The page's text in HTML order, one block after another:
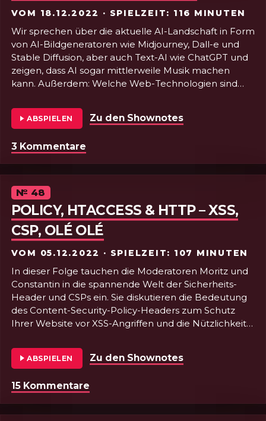
VOM 18.12.2022 · SPIELZEIT: 116 MINUTEN
Wir sprechen über die aktuelle AI-Landschaft in Form
von AI-Bildgeneratoren wie Midjourney, Dall-e und
Stable Diffusion, aber auch Text-AI wie ChatGPT und
zeigen, dass AI sogar mittlerweile Musik machen
kann. Außerdem: Welche Web-Technologien sind
Pötte. Dazu resümieren wir über den feuerspeienden
Scheiße-Twi(s)tter und geben Empfehlungen, wie
Die Zukunft ist Pink! 💖
ABSPIELEN Zu den Shownotes
3 Kommentare
Episode
№ 48
POLICY, HTACCESS & HTTP – XSS,
CSP, OLÉ OLÉ
VOM 05.12.2022 · SPIELZEIT: 107 MINUTEN
In dieser Folge tauchen die Moderatoren Moritz und
Constantin in die spannende Welt der Sicherheits-
Header und CSPs ein. Sie diskutieren die Bedeutung
des Content-Security-Policy-Headers zum Schutz
Ihrer Website vor XSS-Angriffen und die Nützlichkeit
denken, Sie hätten alles gehört, kommt das Duo mit
einer überraschenden Wendung: Es stellt sich heraus,
cleverer Trick war, um von der Tatsache abzulenken,
dass sie vergessen haben, ihre eigene Website zu
sichern! Ups.
ABSPIELEN Zu den Shownotes
15 Kommentare